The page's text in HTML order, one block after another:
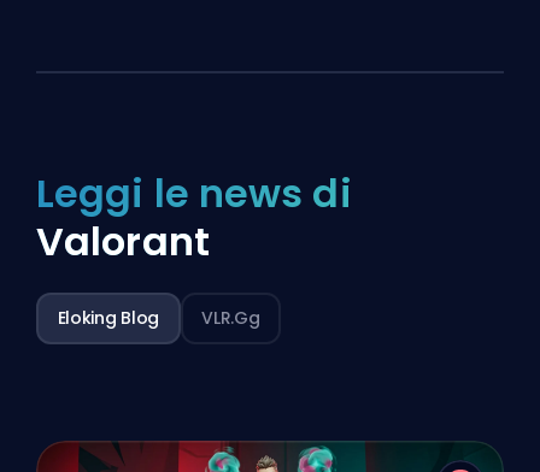
Leggi le news di
Valorant
Eloking Blog VLR.gg